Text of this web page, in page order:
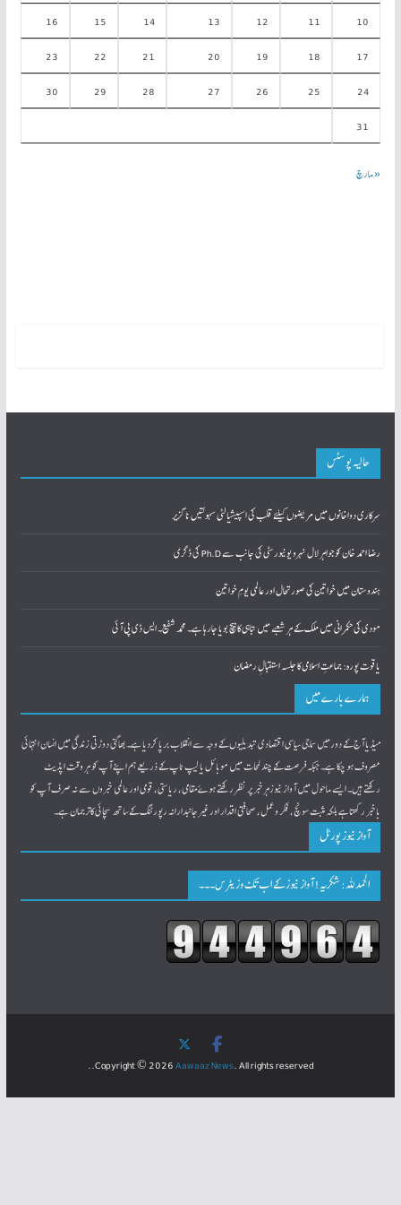
10
11
12
13
14
15
16
17
18
19
20
21
22
23
24
25
26
27
28
29
30
31
« مارچ
حالیہ پوسٹس
سرکاری دواخانوں میں مریضوں کیلئے قلب کی اسپیشیالٹی سہولتیں ناگزیر
رضا احمد خان کوجواہر لال نہرو یونیورسٹی کی جانب سے Ph.D کی ڈگری
ہندوستان میں خواتین کی صورتحال اور عالمی یومِ خواتین
مودی کی حکمرانی میں ملک کے ہر شعبے میں تباہی کا بیچ بویا جارہا ہے۔ محمد شفیع۔ ایس ڈی پی آئی
یاقوت پورہ: جماعتِ اسلامی کا جلسہ استقبالِ رمضان
ہمارے بارے میں
میڈیا آج کے دورمیں سماجی سیاسی اقتصادی تبدیلیوں کے وجہ سے انقلاب برپا کردیا ہے۔بھاگتی دوڑتی زندگی میں انسان انتہائی
مصروف ہو چکا ہے۔ جبکہ فرصت کے چند لمحات میں موبائل یا لیپ ٹاپ کے ذریعے ہم اپنے آپ کو ہر وقت اپڈیٹ
رکھتےہیں۔ ایسے ماحول میں آواز نیوزہرخبر پر نظر رکھتے ہوےٴمقامی، ریاستی، قومی اور عالمی خبروں سے نہ صرف آپ کو
باخبر رکھتاہے بلکہ مثبت سونچ، فکر و عمل، صحافتی اقدار اور غیرجانبدارانہ رپورٹنگ کےساتھ سچائی کاترجمان ہے۔
آواز نیوز پورٹل
الحمدللہ: شکریہ! آواز نیوز کے اب تک وزیٹرس۔۔۔
Copyright © 2026Aawaaz News. All rights reserved..